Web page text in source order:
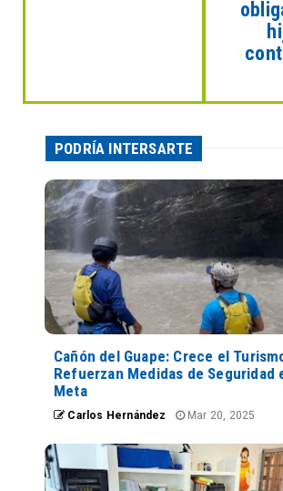
PODRÍA INTERSARTE
Cañón del Guape: Crece el
Refuerzan Medidas de Seguridad
Meta
Carlos Hernández Mar 20, 2025